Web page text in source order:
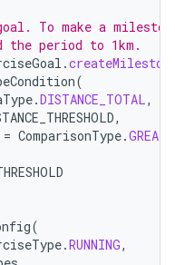
To make a
the period to 1km.
.
(
.DISTANCE_TOTAL,
,
= ComparisonType.
(
.RUNNING,